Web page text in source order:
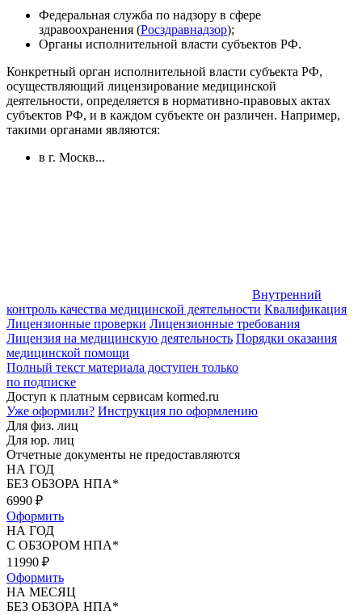
Федеральная служба по надзору в сфере
здравоохранения (Росздравнадзор);
Органы исполнительной власти субъектов РФ.
Конкретный орган исполнительной власти субъекта РФ,
осуществляющий лицензирование медицинской
деятельности, определяется в нормативно-правовых актах
субъектов РФ, и в каждом субъекте он различен. Например,
такими органами являются:
в г. Москв...
Внутренний
контроль качества медицинской деятельности Квалификация
Лицензионные проверки Лицензионные требования
Лицензия на медицинскую деятельность Порядки оказания
медицинской помощи
Полный текст материала доступен только
по подписке
Доступ к платным сервисам kormed.ru
Уже оформили? Инструкция по оформлению
Для физ. лиц
Для юр. лиц
Отчетные документы не предоставляются
НА ГОД
БЕЗ ОБЗОРА НПА*
6990 ₽
Оформить
НА ГОД
С ОБЗОРОМ НПА*
11990 ₽
Оформить
НА МЕСЯЦ
БЕЗ ОБЗОРА НПА*